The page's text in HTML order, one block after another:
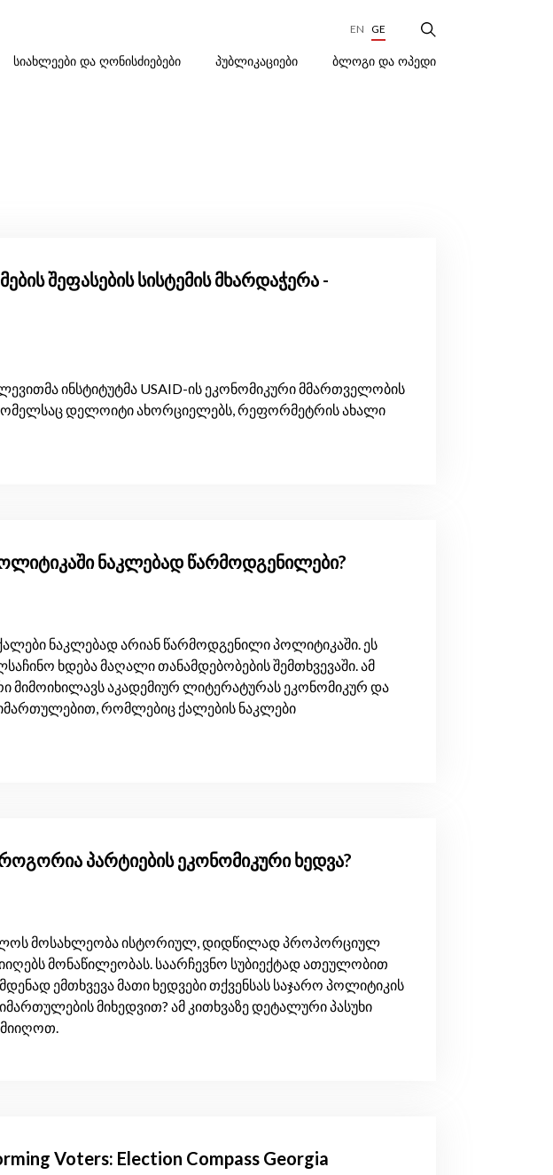
EN GE
ᲡᲘᲐᲮᲚᲔᲔᲑᲘ ᲓᲐ ᲦᲝᲜᲘᲡᲫᲘᲔᲑᲔᲑᲘ ᲞᲣᲑᲚᲘᲙᲐᲪᲘᲔᲑᲘ ᲑᲚᲝᲒᲘ ᲓᲐ ᲝᲞᲔᲓᲘ
შეფასების სისტემის მხარდაჭერა -
ინსტიტუტმა USAID-ის ეკონომიკური მმართველობის
დელოიტი ახორციელებს, რეფორმეტრის ახალი
ნაკლებად წარმოდგენილები?
ნაკლებად არიან წარმოდგენილი პოლიტიკაში. ეს
ხდება მაღალი თანამდებობების შემთხვევაში. ამ
მიმოიხილავს აკადემიურ ლიტერატურას ეკონომიკურ და
რომლებიც ქალების ნაკლები
პარტიების ეკონომიკური ხედვა?
მოსახლეობა ისტორიულ, დიდწილად პროპორციულ
მონაწილეობას. საარჩევნო სუბიექტად ათეულობით
ემთხვევა მათი ხედვები თქვენსას საჯარო პოლიტიკის
მიხედვით? ამ კითხვაზე დეტალური პასუხი
Voters: Election Compass Georgia